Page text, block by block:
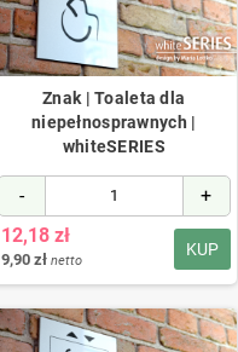
Znak | Toaleta dla
niepełnosprawnych |
whiteSERIES
- +
KUP
12,18 zł
9,90 zł netto